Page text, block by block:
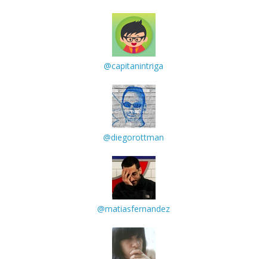
@capitanintriga
@diegorottman
@matiasfernandez